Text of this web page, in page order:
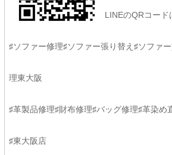
LINEのQRコード
♯ソファー修理♯ソファー張り替え♯ソファ
理東大阪
♯革製品修理♯財布修理♯バッグ修理♯革染め
♯東大阪店